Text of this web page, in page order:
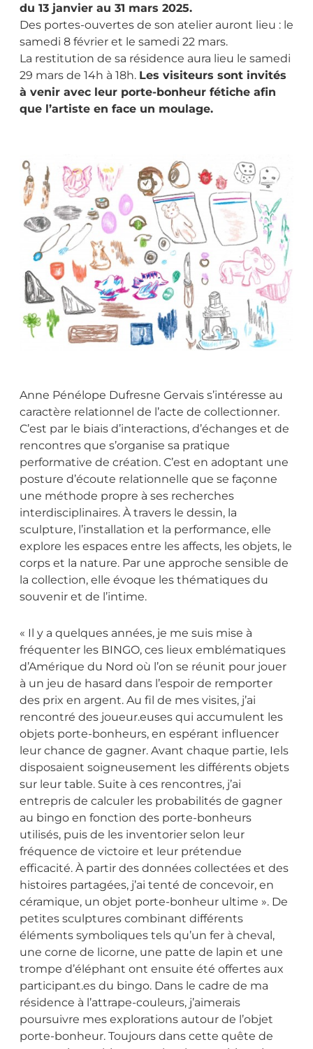
du 13 janvier au 31 mars 2025.
Des portes-ouvertes de son atelier auront lieu : le
samedi 8 février et le samedi 22 mars.
La restitution de sa résidence aura lieu le samedi
29 mars de 14h à 18h. Les visiteurs sont invités
à venir avec leur porte-bonheur fétiche afin
que l’artiste en face un moulage.
Anne Pénélope Dufresne Gervais s’intéresse au
caractère relationnel de l’acte de collectionner.
C’est par le biais d’interactions, d’échanges et de
rencontres que s’organise sa pratique
performative de création. C’est en adoptant une
posture d’écoute relationnelle que se façonne
une méthode propre à ses recherches
interdisciplinaires. À travers le dessin, la
sculpture, l’installation et la performance, elle
explore les espaces entre les affects, les objets, le
corps et la nature. Par une approche sensible de
la collection, elle évoque les thématiques du
souvenir et de l’intime.
« Il y a quelques années, je me suis mise à
fréquenter les BINGO, ces lieux emblématiques
d’Amérique du Nord où l’on se réunit pour jouer
à un jeu de hasard dans l’espoir de remporter
des prix en argent. Au fil de mes visites, j’ai
rencontré des joueur.euses qui accumulent les
objets porte-bonheurs, en espérant influencer
leur chance de gagner. Avant chaque partie, Iels
disposaient soigneusement les différents objets
sur leur table. Suite à ces rencontres, j’ai
entrepris de calculer les probabilités de gagner
au bingo en fonction des porte-bonheurs
utilisés, puis de les inventorier selon leur
fréquence de victoire et leur prétendue
efficacité. À partir des données collectées et des
histoires partagées, j’ai tenté de concevoir, en
céramique, un objet porte-bonheur ultime ». De
petites sculptures combinant différents
éléments symboliques tels qu’un fer à cheval,
une corne de licorne, une patte de lapin et une
trompe d’éléphant ont ensuite été offertes aux
participant.es du bingo. Dans le cadre de ma
résidence à l’attrape-couleurs, j’aimerais
poursuivre mes explorations autour de l’objet
porte-bonheur. Toujours dans cette quête de